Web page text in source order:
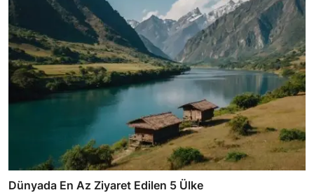
Dünyada En Az Ziyaret Edilen 5 Ülke